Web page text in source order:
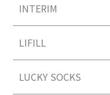
INTERIM
LIFILL
LUCKY SOCKS